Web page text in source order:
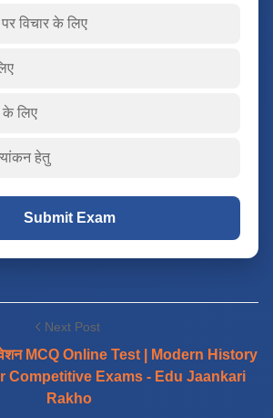
विचार के लिए
के लिए
हेतु
Submit Exam
Next Post
MCQ Online Test | Modern History
Competitive Exams - Edu Jaankari
Rakho